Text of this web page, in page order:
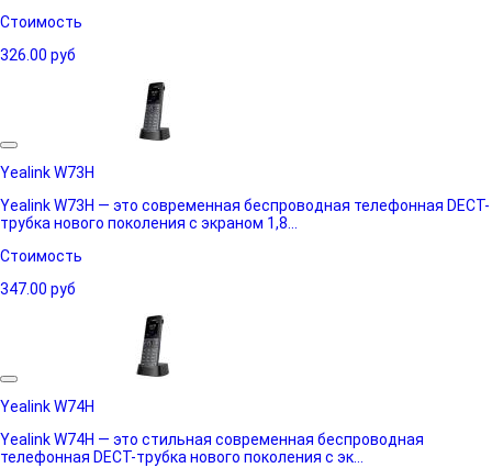
Стоимость
326.00 руб
Yealink W73H
Yealink W73H — это современная беспроводная телефонная DECT-
трубка нового поколения с экраном 1,8...
Стоимость
347.00 руб
Yealink W74H
Yealink W74H — это стильная современная беспроводная
телефонная DECT-трубка нового поколения с эк...